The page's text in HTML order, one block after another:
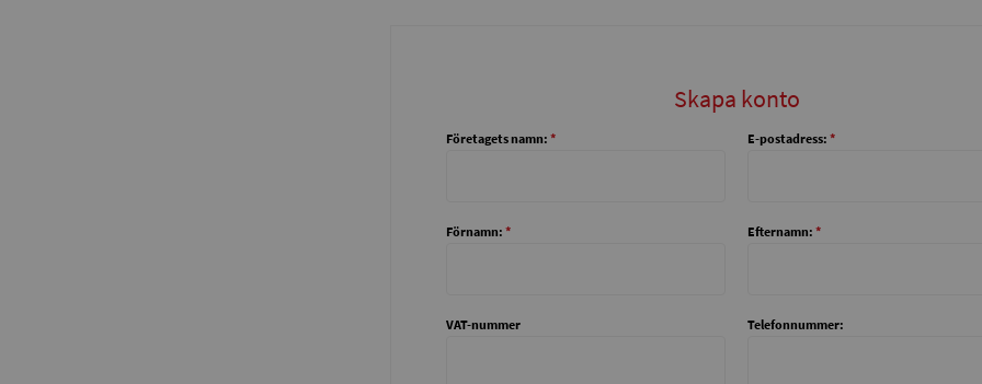
Skapa konto
Företagets namn: * E-postadress: *
Förnamn: * Efternamn: *
VAT-nummer Telefonnummer: